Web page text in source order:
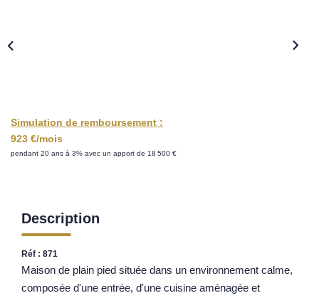
LOUER
AGENCES
Simulation de remboursement :
923 €/mois
pendant 20 ans à 3% avec un apport de 18 500 €
Description
Réf : 871
Maison de plain pied située dans un environnement calme,
composée d'une entrée, d'une cuisine aménagée et